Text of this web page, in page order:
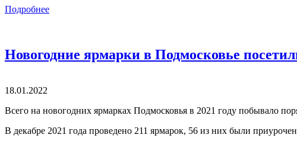
Подробнее
Новогодние ярмарки в Подмосковье
18.01.2022
Всего на новогодних ярмарках Подмосковья в 2021 году побывало
В декабре 2021 года проведено 211 ярмарок, 56 из них были